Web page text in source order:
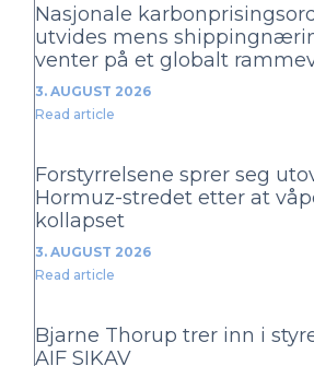
Nasjonale
utvides mens
venter på et globalt
3. AUGUST 2026
Read article
Forstyrrelsene sprer seg
Hormuz-stredet etter at
kollapset
3. AUGUST 2026
Read article
Bjarne Thorup trer inn i
AIF SIKAV